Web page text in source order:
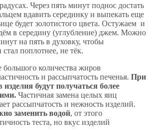
Через пять минут поднос достать
вдавить серединку и выпекать еще
будет золотистого цвета. Остужаем и
в середину (углубление) джем. Можно
на пять в духовку, чтобы
поплотнее, не тёк.
большого количества жиров
и рассыпчатость печенья. При
будут получаться более
Частичная замена целых яиц
рассыпчатость и нежность изделий.
заменить водой, от этого
теста, но вкус изделий